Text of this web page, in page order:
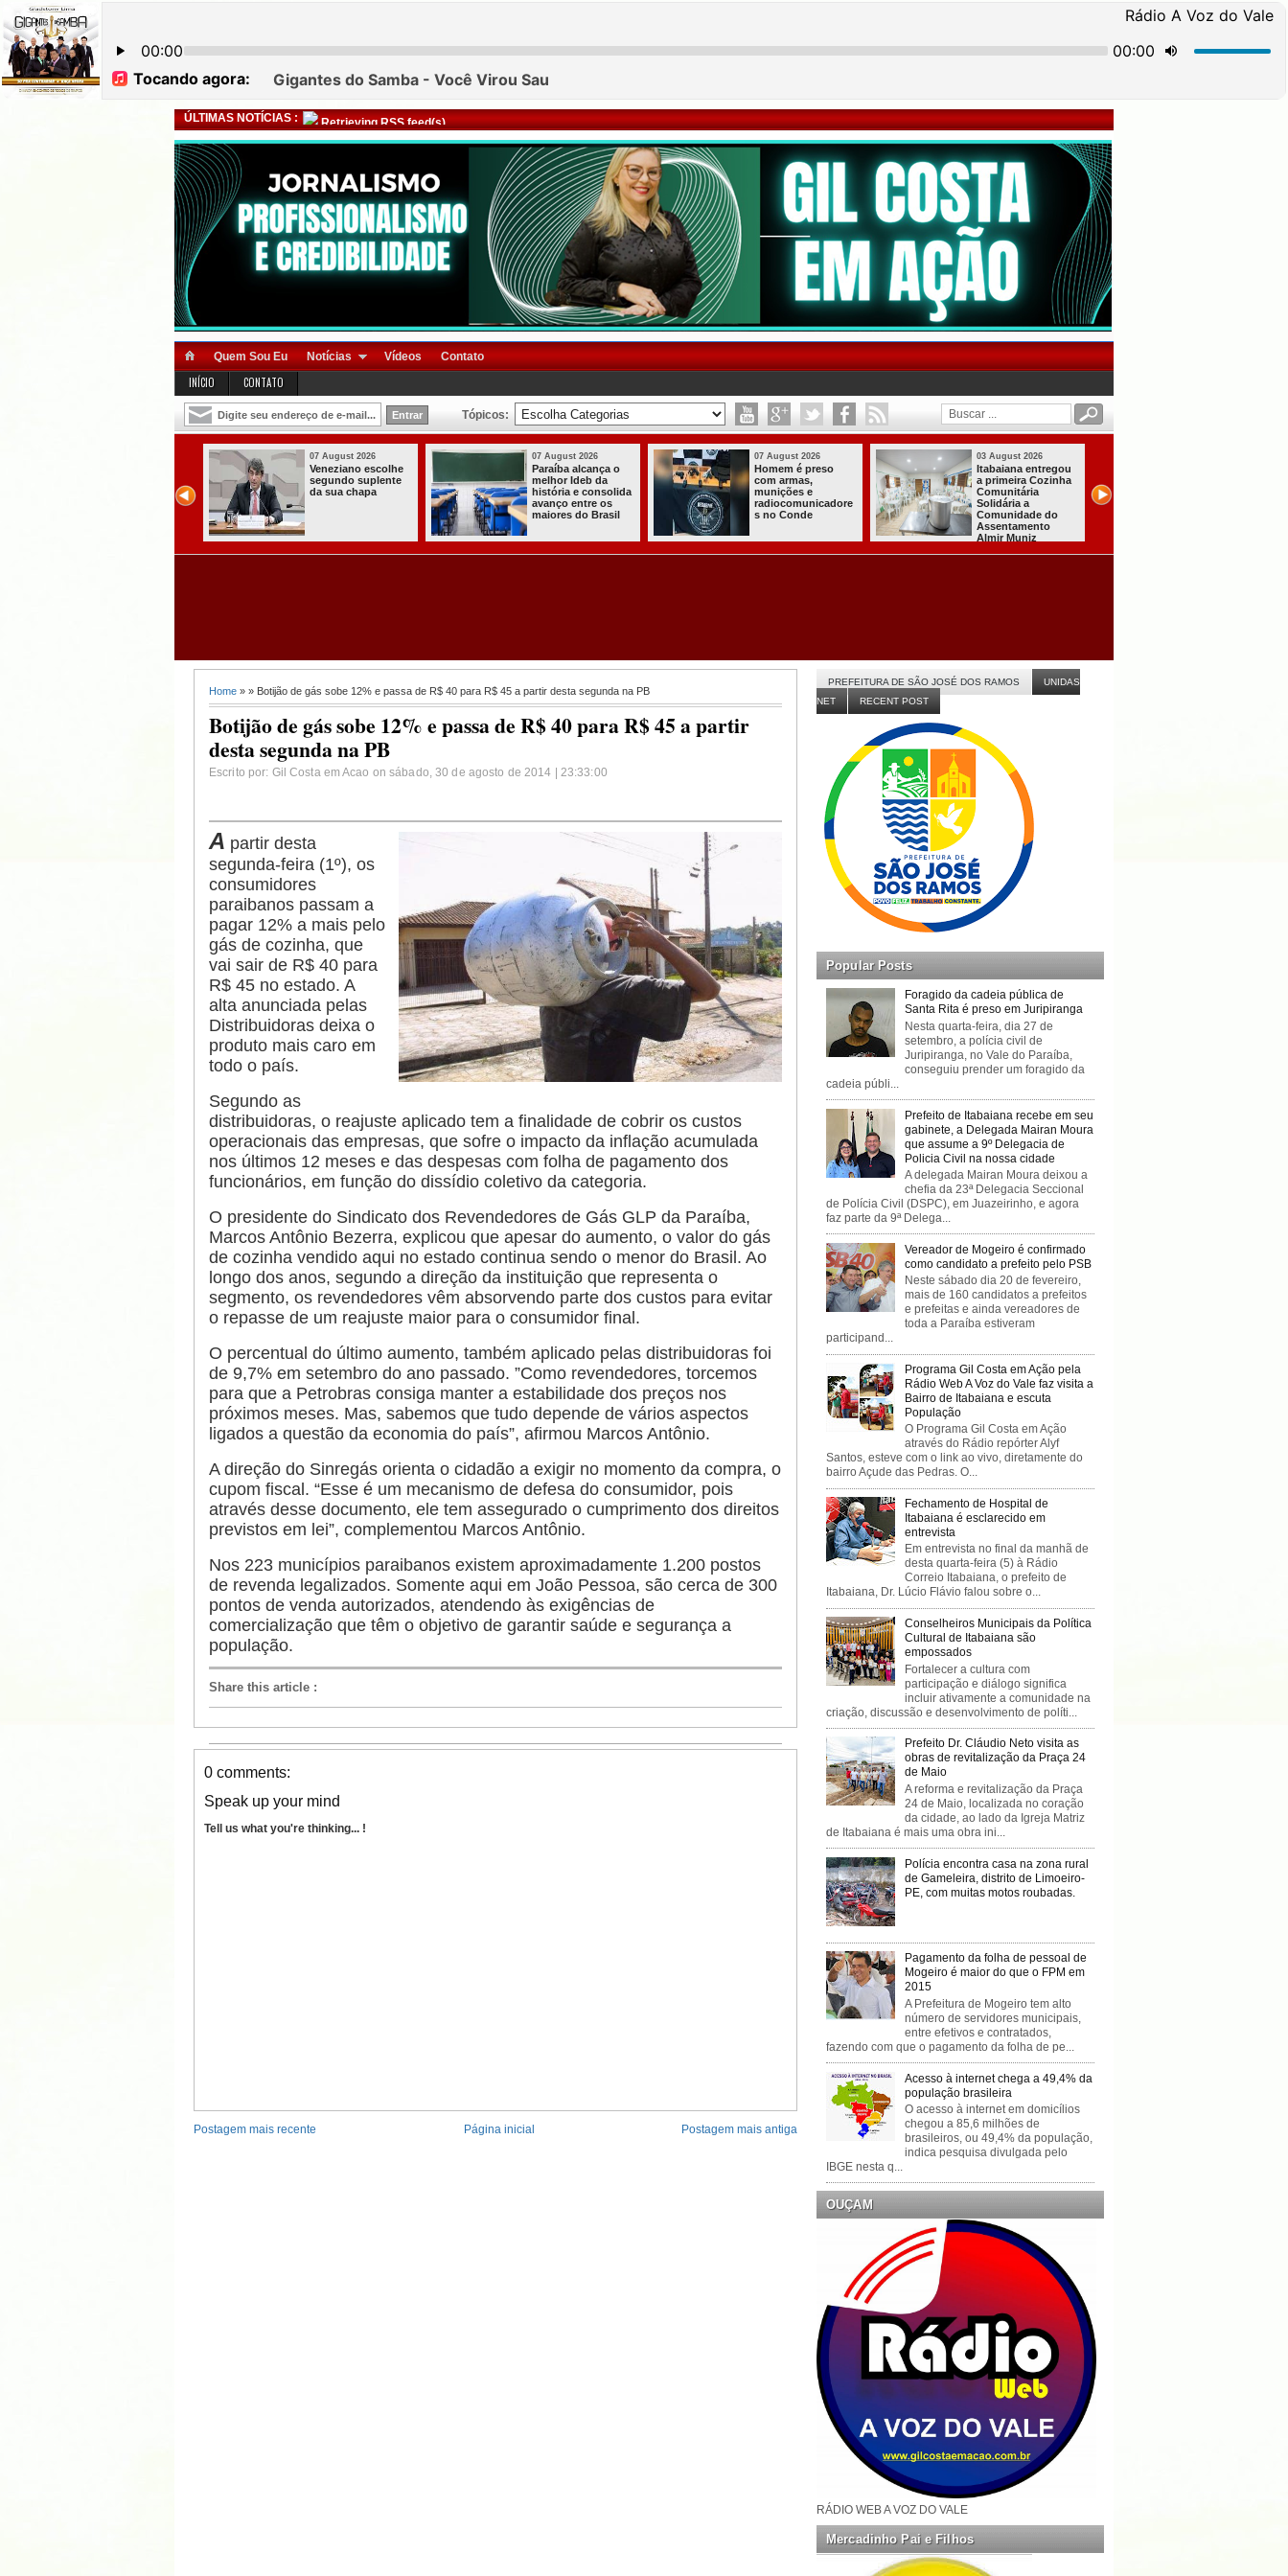
ÚLTIMAS NOTÍCIAS : Retrieving RSS feed(s)
Quem Sou Eu Notícias Vídeos Contato
INÍCIO CONTATO
Tópicos:
história e consolida
07 August 2026
Homem é preso
com armas,
munições e
03 August 2026
Itabaiana entregou
a primeira Cozinha
Comunitária
Solidária a
Comunidade do
03 August 2026
Secretaria de
Agricultura de
Itabaiana recebeu
da Sedap-PB cerca
de 30 mil alevinos
03 August 2026
Mulher em aparente
surto esfaqueia a
própria mãe em
João Pessoa
Home » » Botijão de gás sobe 12% e passa de R$ 40 para R$ 45 a partir desta segunda na PB
Botijão de gás sobe 12% e passa de R$ 40 para R$ 45 a partir
desta segunda na PB
Escrito por: Gil Costa em Acao on sábado, 30 de agosto de 2014 | 23:33:00
A partir desta
segunda-feira (1º), os
consumidores
paraibanos passam a
pagar 12% a mais pelo
gás de cozinha, que
vai sair de R$ 40 para
R$ 45 no estado. A
alta anunciada pelas
Distribuidoras deixa o
produto mais caro em
todo o país.
Segundo as
distribuidoras, o reajuste aplicado tem a finalidade de cobrir os custos
operacionais das empresas, que sofre o impacto da inflação acumulada
nos últimos 12 meses e das despesas com folha de pagamento dos
funcionários, em função do dissídio coletivo da categoria.
O presidente do Sindicato dos Revendedores de Gás GLP da Paraíba,
Marcos Antônio Bezerra, explicou que apesar do aumento, o valor do gás
de cozinha vendido aqui no estado continua sendo o menor do Brasil. Ao
longo dos anos, segundo a direção da instituição que representa o
segmento, os revendedores vêm absorvendo parte dos custos para evitar
o repasse de um reajuste maior para o consumidor final.
O percentual do último aumento, também aplicado pelas distribuidoras foi
de 9,7% em setembro do ano passado. ”Como revendedores, torcemos
para que a Petrobras consiga manter a estabilidade dos preços nos
próximos meses. Mas, sabemos que tudo depende de vários aspectos
ligados a questão da economia do país”, afirmou Marcos Antônio.
A direção do Sinregás orienta o cidadão a exigir no momento da compra, o
cupom fiscal. “Esse é um mecanismo de defesa do consumidor, pois
através desse documento, ele tem assegurado o cumprimento dos direitos
previstos em lei”, complementou Marcos Antônio.
Nos 223 municípios paraibanos existem aproximadamente 1.200 postos
de revenda legalizados. Somente aqui em João Pessoa, são cerca de 300
pontos de venda autorizados, atendendo às exigências de
comercialização que têm o objetivo de garantir saúde e segurança a
população.
Share this article :
0 comments:
Speak up your mind
Tell us what you're thinking... !
Postagem mais recente Postagem mais antiga
Página inicial
PREFEITURA DE SÃO JOSÉ DOS RAMOS
UNIDAS
NET
RECENT POST
Popular Posts
Foragido da cadeia pública de
Santa Rita é preso em Juripiranga
Nesta quarta-feira, dia 27 de
setembro, a polícia civil de
Juripiranga, no Vale do Paraíba,
conseguiu prender um foragido da
cadeia públi...
Prefeito de Itabaiana recebe em seu
gabinete, a Delegada Mairan Moura
que assume a 9º Delegacia de
Policia Civil na nossa cidade
A delegada Mairan Moura deixou a
chefia da 23ª Delegacia Seccional
de Polícia Civil (DSPC), em Juazeirinho, e agora
faz parte da 9ª Delega...
Vereador de Mogeiro é confirmado
como candidato a prefeito pelo PSB
Neste sábado dia 20 de fevereiro,
mais de 160 candidatos a prefeitos
e prefeitas e ainda vereadores de
toda a Paraíba estiveram
participand...
Programa Gil Costa em Ação pela
Rádio Web A Voz do Vale faz visita a
Bairro de Itabaiana e escuta
População
O Programa Gil Costa em Ação
através do Rádio repórter Alyf
Santos, esteve com o link ao vivo, diretamente do
bairro Açude das Pedras. O...
Fechamento de Hospital de
Itabaiana é esclarecido em
entrevista
Em entrevista no final da manhã de
desta quarta-feira (5) à Rádio
Correio Itabaiana, o prefeito de
Itabaiana, Dr. Lúcio Flávio falou sobre o...
Conselheiros Municipais da Política
Cultural de Itabaiana são
empossados
Fortalecer a cultura com
participação e diálogo significa
incluir ativamente a comunidade na
criação, discussão e desenvolvimento de políti...
Prefeito Dr. Cláudio Neto visita as
obras de revitalização da Praça 24
de Maio
A reforma e revitalização da Praça
24 de Maio, localizada no coração
da cidade, ao lado da Igreja Matriz
de Itabaiana é mais uma obra ini...
Polícia encontra casa na zona rural
de Gameleira, distrito de Limoeiro-
PE, com muitas motos roubadas.
Pagamento da folha de pessoal de
Mogeiro é maior do que o FPM em
2015
A Prefeitura de Mogeiro tem alto
número de servidores municipais,
entre efetivos e contratados,
fazendo com que o pagamento da folha de pe...
Acesso à internet chega a 49,4% da
população brasileira
O acesso à internet em domicílios
chegou a 85,6 milhões de
brasileiros, ou 49,4% da população,
indica pesquisa divulgada pelo
IBGE nesta q...
OUÇAM
RÁDIO WEB A VOZ DO VALE
Mercadinho Pai e Filhos